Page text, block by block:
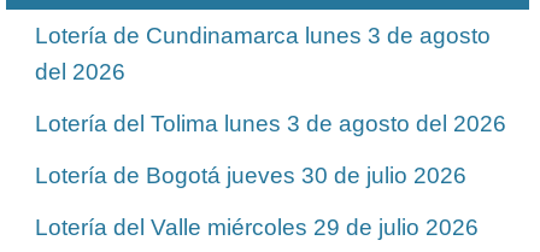
Lotería de Cundinamarca lunes 3 de agosto
del 2026
Lotería del Tolima lunes 3 de agosto del 2026
Lotería de Bogotá jueves 30 de julio 2026
Lotería del Valle miércoles 29 de julio 2026